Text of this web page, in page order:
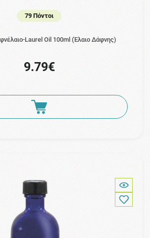
79 Πόντοι
Laurel Oil 100ml (Έλαιο Δάφνης)
9.79€